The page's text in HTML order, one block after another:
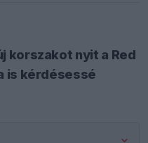
korszakot nyit a Red
is kérdésessé